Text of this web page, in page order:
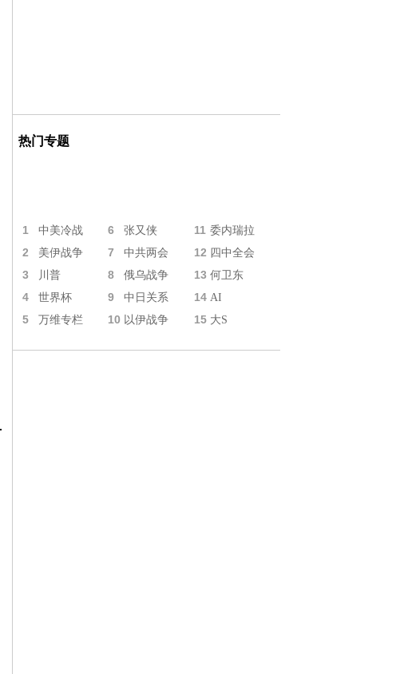
热门专题
1 中美冷战 6 张又侠 11 委内瑞拉
2 美伊战争 7 中共两会 12 四中全会
3 川普 8 俄乌战争 13 何卫东
4 世界杯 9 中日关系 14 AI
5 万维专栏 10 以伊战争 15 大S